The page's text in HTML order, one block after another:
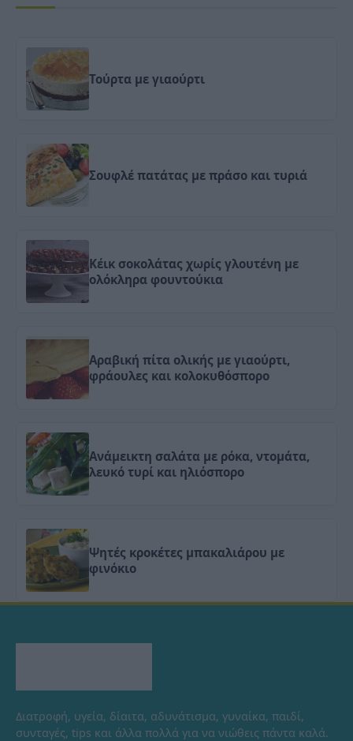
Τούρτα με γιαούρτι
Σουφλέ πατάτας με πράσο και τυριά
Kέικ σοκολάτας χωρίς γλουτένη με
ολόκληρα φουντούκια
Αραβική πίτα ολικής με γιαούρτι,
φράουλες και κολοκυθόσπορο
Ανάμεικτη σαλάτα με ρόκα, ντομάτα,
λευκό τυρί και ηλιόσπορο
Ψητές κροκέτες μπακαλιάρου με
φινόκιο
Διατροφή, υγεία, δίαιτα, αδυνάτισμα, γυναίκα, παιδί,
συνταγές, tips και άλλα πολλά για να νιώθεις πάντα καλά.